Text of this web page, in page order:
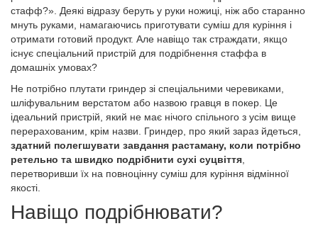
стафф?». Деякі відразу беруть у руки ножиці, ніж або старанно
мнуть руками, намагаючись приготувати суміш для куріння і
отримати готовий продукт. Але навіщо так страждати, якщо
існує спеціальний пристрій для подрібнення стаффа в
домашніх умовах?
Не потрібно плутати гриндер зі спеціальними черевиками,
шліфувальним верстатом або назвою гравця в покер. Це
ідеальний пристрій, який не має нічого спільного з усім вище
перерахованим, крім назви. Гриндер, про який зараз йдеться,
здатний полегшувати завдання растаману, коли потрібно
ретельно та швидко подрібнити сухі суцвіття
перетворивши їх на повноцінну суміш для куріння відмінної
якості.
Навіщо подрібнювати?